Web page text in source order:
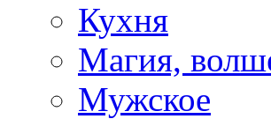
Кухня
Магия,
Мужское